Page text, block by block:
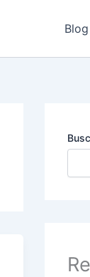
Blog